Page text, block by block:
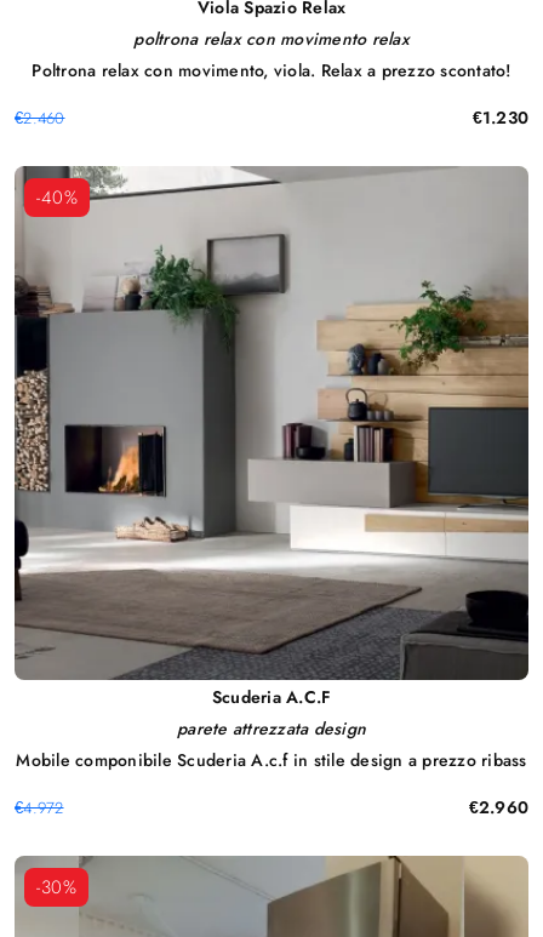
Viola Spazio Relax
poltrona relax con movimento relax
Poltrona relax con movimento, viola. Relax a prezzo scontato!
€2.460 €1.230
-40%
Scuderia A.C.F
parete attrezzata design
Mobile componibile Scuderia A.c.f in stile design a prezzo ribass
€4.972 €2.960
-30%